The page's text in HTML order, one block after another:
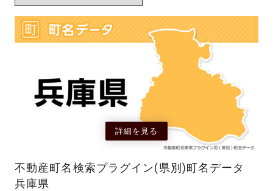
詳細を見る
不動産町名検索プラグイン(県別)町名データ
兵庫県